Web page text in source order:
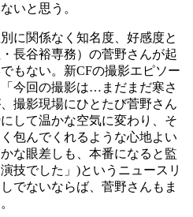
いと思う。
に関係なく知名度、好感度と
長谷裕専務）の菅野さんが起
もない。新CFの撮影エピソー
今回の撮影は…まだまだ寒さ
撮影現場にひとたび菅野さん
して温かな空気に変わり、そ
包んでくれるような心地よい
な眼差しも、本番になると監
技でした」)というニュースリ
でないならば、菅野さんもま